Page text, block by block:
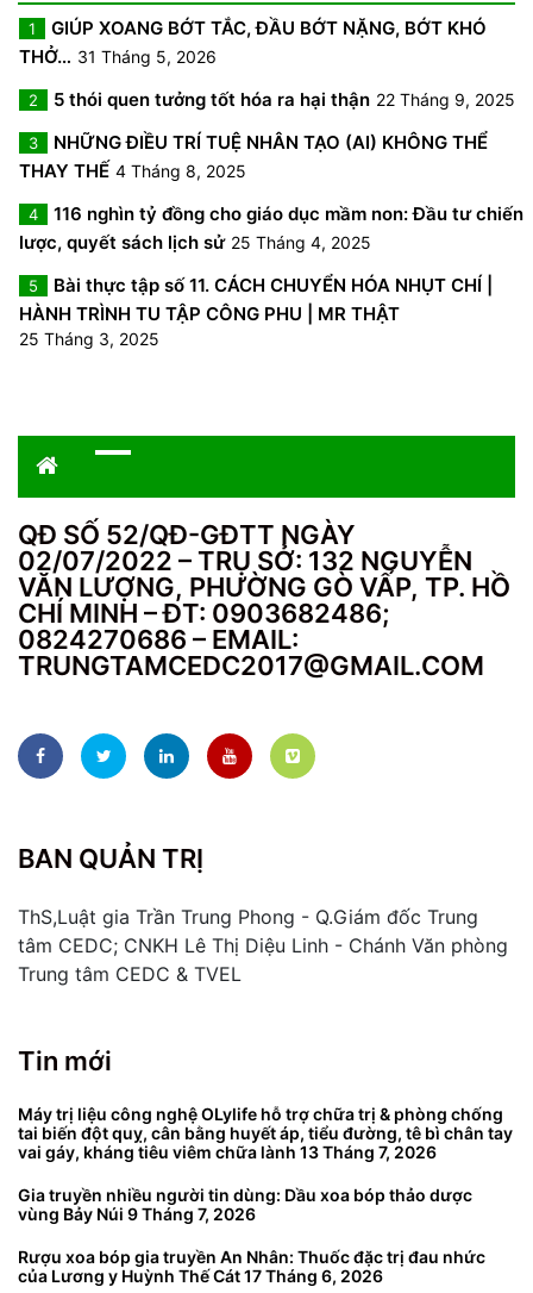
1
GIÚP XOANG BỚT TẮC, ĐẦU BỚT NẶNG, BỚT KHÓ
THỞ… 31 Tháng 5, 2026
2 5 thói quen tưởng tốt hóa ra hại thận 22 Tháng 9, 2025
3
NHỮNG ĐIỀU TRÍ TUỆ NHÂN TẠO (AI) KHÔNG THỂ
THAY THẾ 4 Tháng 8, 2025
4
116 nghìn tỷ đồng cho giáo dục mầm non: Đầu tư chiến
lược, quyết sách lịch sử 25 Tháng 4, 2025
5
Bài thực tập số 11. CÁCH CHUYỂN HÓA NHỤT CHÍ |
HÀNH TRÌNH TU TẬP CÔNG PHU | MR THẬT
25 Tháng 3, 2025
QĐ SỐ 52/QĐ-GĐTT NGÀY
02/07/2022 – TRỤ SỞ: 132 NGUYỄN
VĂN LƯỢNG, PHƯỜNG GÒ VẤP, TP. HỒ
CHÍ MINH – ĐT: 0903682486;
0824270686 – EMAIL:
TRUNGTAMCEDC2017@GMAIL.COM
BAN QUẢN TRỊ
ThS,Luật gia Trần Trung Phong - Q.Giám đốc Trung
tâm CEDC; CNKH Lê Thị Diệu Linh - Chánh Văn phòng
Trung tâm CEDC & TVEL
Tin mới
Máy trị liệu công nghệ OLylife hỗ trợ chữa trị & phòng chống
tai biến đột quỵ, cân bằng huyết áp, tiểu đường, tê bì chân tay
vai gáy, kháng tiêu viêm chữa lành 13 Tháng 7, 2026
Gia truyền nhiều người tin dùng: Dầu xoa bóp thảo dược
vùng Bảy Núi 9 Tháng 7, 2026
Rượu xoa bóp gia truyền An Nhân: Thuốc đặc trị đau nhức
của Lương y Huỳnh Thế Cát17 Tháng 6, 2026